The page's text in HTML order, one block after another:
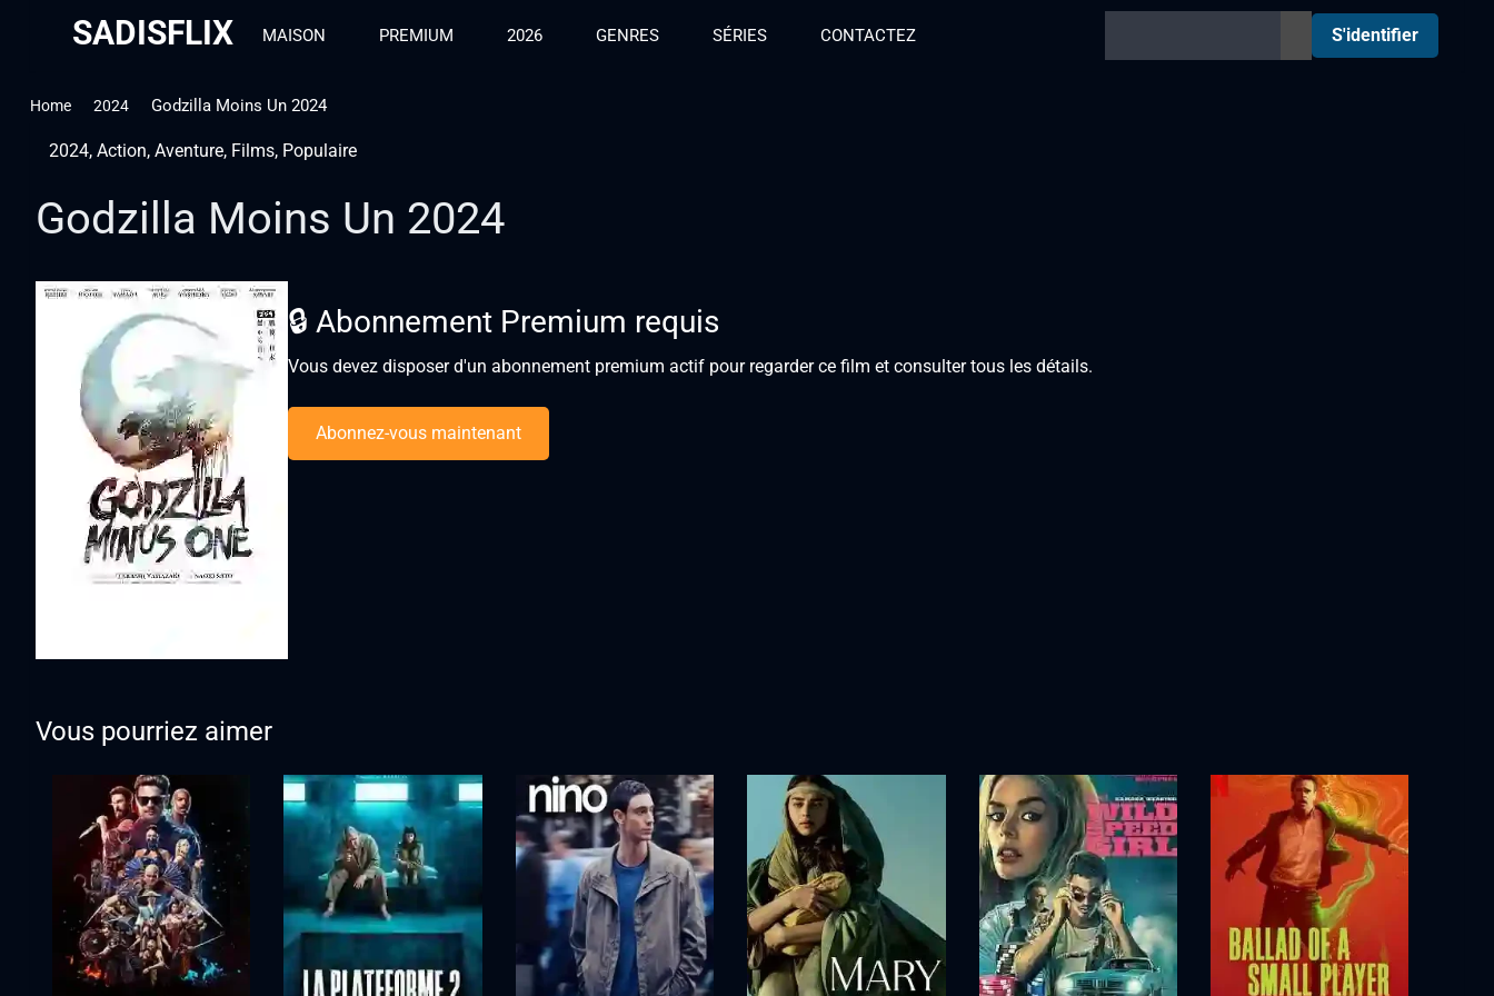
SADISFLIX MAISON PREMIUM 2026 GENRES SÉRIES CONTACTEZ S'identifier
Home 2024 Godzilla Moins Un 2024
2024, Action, Aventure, Films, Populaire
Godzilla Moins Un 2024
🔒 Abonnement Premium requis
Vous devez disposer d'un abonnement premium actif pour regarder ce film et consulter tous les détails.
Abonnez-vous maintenant
Vous pourriez aimer